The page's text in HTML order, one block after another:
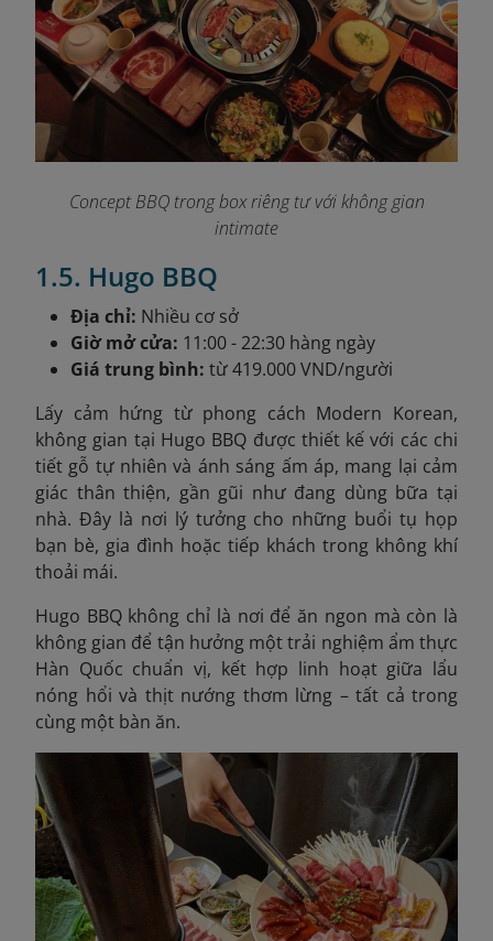
Concept BBQ trong box riêng tư với không gian
intimate
1.5. Hugo BBQ
Địa chỉ: Nhiều cơ sở
Giờ mở cửa: 11:00 - 22:30 hàng ngày
Giá trung bình: từ 419.000 VND/người
Lấy cảm hứng từ phong cách Modern Korean,
không gian tại Hugo BBQ được thiết kế với các chi
tiết gỗ tự nhiên và ánh sáng ấm áp, mang lại cảm
giác thân thiện, gần gũi như đang dùng bữa tại
nhà. Đây là nơi lý tưởng cho những buổi tụ họp
bạn bè, gia đình hoặc tiếp khách trong không khí
thoải mái.
Hugo BBQ không chỉ là nơi để ăn ngon mà còn là
không gian để tận hưởng một trải nghiệm ẩm thực
Hàn Quốc chuẩn vị, kết hợp linh hoạt giữa lẩu
nóng hổi và thịt nướng thơm lừng – tất cả trong
cùng một bàn ăn.